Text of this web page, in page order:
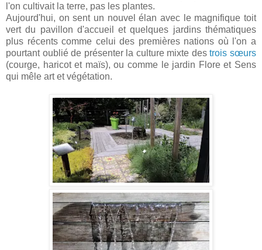
l'on cultivait la terre, pas les plantes.
Aujourd'hui, on sent un nouvel élan avec le magnifique toit
vert du pavillon d'accueil et quelques jardins thématiques
plus récents comme celui des premières nations où l'on a
pourtant oublié de présenter la culture mixte destrois sœurs
(courge, haricot et maïs), ou comme le jardin Flore et Sens
qui mêle art et végétation.